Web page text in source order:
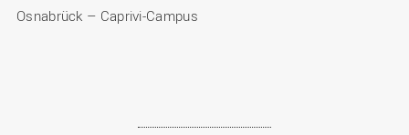
Osnabrück – Caprivi-Campus